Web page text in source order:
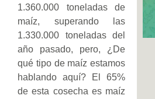
1.360.000 toneladas de
maíz, superando las
1.330.000 toneladas del
año pasado, pero, ¿De
qué tipo de maíz estamos
hablando aquí? El 65%
de esta cosecha es maíz